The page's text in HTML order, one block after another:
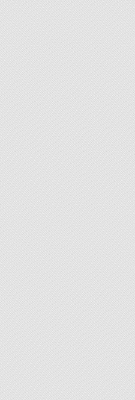
en page. Votre
les erreurs de tous
d’émailler un texte d'une
gommées et les
[...]
de votre texte ?
de profondeur ? En
l’intérêt de vos
une prestation de
des erreurs
nous vous proposons un
et en améliorons ainsi